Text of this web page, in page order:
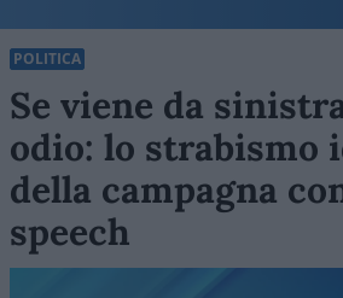
POLITICA
Se viene da
odio: lo strabismo
della campagna
speech